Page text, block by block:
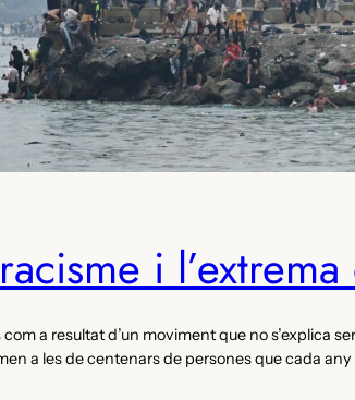
i
a resultat d’un moviment que no s’explica
a les de centenars de persones que cada